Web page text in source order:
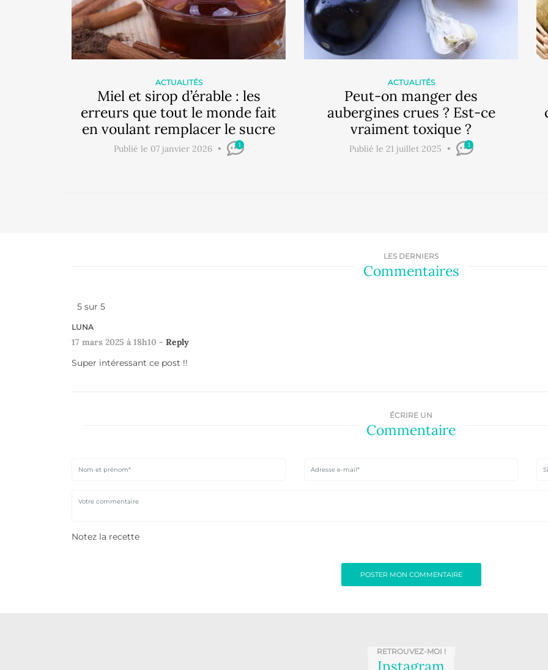
ACTUALITÉS
Miel et sirop d’érable : les
erreurs que tout le monde fait
en voulant remplacer le sucre
Publié le 07 janvier 2026 1
ACTUALITÉS
Peut-on manger des
aubergines crues ? Est-ce
vraiment toxique ?
Publié le 21 juillet 2025 1
LES DERNIERS
Commentaires
5 sur 5
LUNA
17 mars 2025 à 18h10 - Reply
Super intéressant ce post !!
ÉCRIRE UN
Commentaire
Notez la recette
RETROUVEZ-MOI !
Instagram